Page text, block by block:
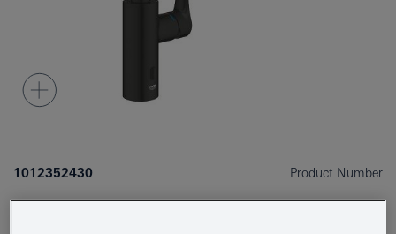
Product Number
1012352430
EAN
4067393002918